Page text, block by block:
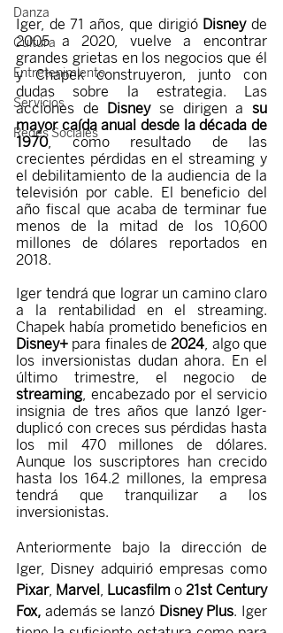
Danza
Cultura
Entretenimiento
Servicios
Redes Sociales
Iger, de 71 años, que dirigió Disney de
2005 a 2020, vuelve a encontrar
grandes grietas en los negocios que él
y Chapek construyeron, junto con
dudas sobre la estrategia. Las
acciones de Disney se dirigen a su
mayor caída anual desde la década de
1970, como resultado de las
crecientes pérdidas en el streaming y
el debilitamiento de la audiencia de la
televisión por cable. El beneficio del
año fiscal que acaba de terminar fue
menos de la mitad de los 10,600
millones de dólares reportados en
2018.
Iger tendrá que lograr un camino claro
a la rentabilidad en el streaming.
Chapek había prometido beneficios en
Disney+ para finales de 2024, algo que
los inversionistas dudan ahora. En el
último trimestre, el negocio de
streaming, encabezado por el servicio
insignia de tres años que lanzó Iger-
duplicó con creces sus pérdidas hasta
los mil 470 millones de dólares.
Aunque los suscriptores han crecido
hasta los 164.2 millones, la empresa
tendrá que tranquilizar a los
inversionistas.
Anteriormente bajo la dirección de
Pixar, Marvel , Lucasfilm o 21st Century
Fox, además se lanzó Disney Plus. Iger